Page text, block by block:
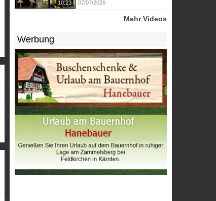
10:23 07/07/2026
Mehr Videos
Werbung